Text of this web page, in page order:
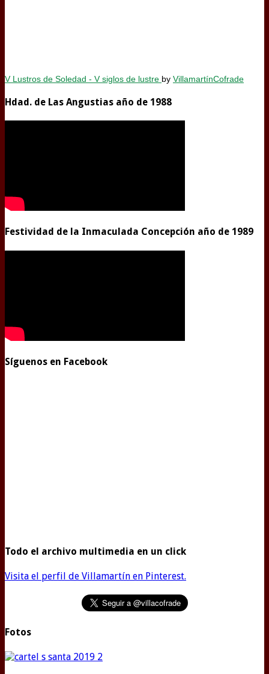
V Lustros de Soledad - V siglos de lustre by VillamartínCofrade
Hdad. de Las Angustias año de 1988
Festividad de la Inmaculada Concepción año de 1989
Síguenos en Facebook
Todo el archivo multimedia en un click
Visita el perfil de Villamartín en Pinterest.
Fotos